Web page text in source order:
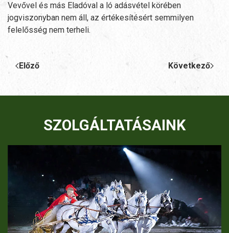
Vevővel és más Eladóval a ló adásvétel körében
jogviszonyban nem áll, az értékesítésért semmilyen
felelősség nem terheli.
Előző Következő
SZOLGÁLTATÁSAINK